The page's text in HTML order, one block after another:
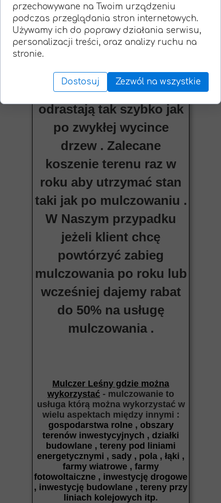
przypadku zakrzaczeń i
małych samosiewów nie
martwimy się o pieńki w
ziemi ponieważ zostają
zmieszane z glebą i nie
odrastają tak szybko jak
po zwykłej wycince
drzew . Zalecane
koszenie terenu raz w
roku aby utrzymać stan
taki jak po mulczowaniu .
W Naszym przypadku
jeżeli klient chcę
powtórzyć zabieg
mulczowania po roku lub
wcześniej dajemy rabat
do 50% na usługę
mulczowania .
Mulczer Leśny gdzie można
wykorzystać - mulczowanie to
usługa którą można wykorzystać w
wielu aspektach międzyinnymi :
gospodarstwa rolne , obszary
terenów inwestycyjnych , działki
budowlane , tereny pod liniami
energetycznymi , sady , pola , łąki ,
farmy wiatrowe , farmy
fotowoltaiczne , inwestycję drogowe
, inwestycję budowlane , tereny przy
liniach kolejowych itp.
przechowywane na Twoim urządzeniu
podczas przeglądania stron internetowych.
Używamy ich do poprawy działania serwisu,
personalizacji treści, oraz analizy ruchu na
stronie.
Dostosuj Zezwól na wszystkie